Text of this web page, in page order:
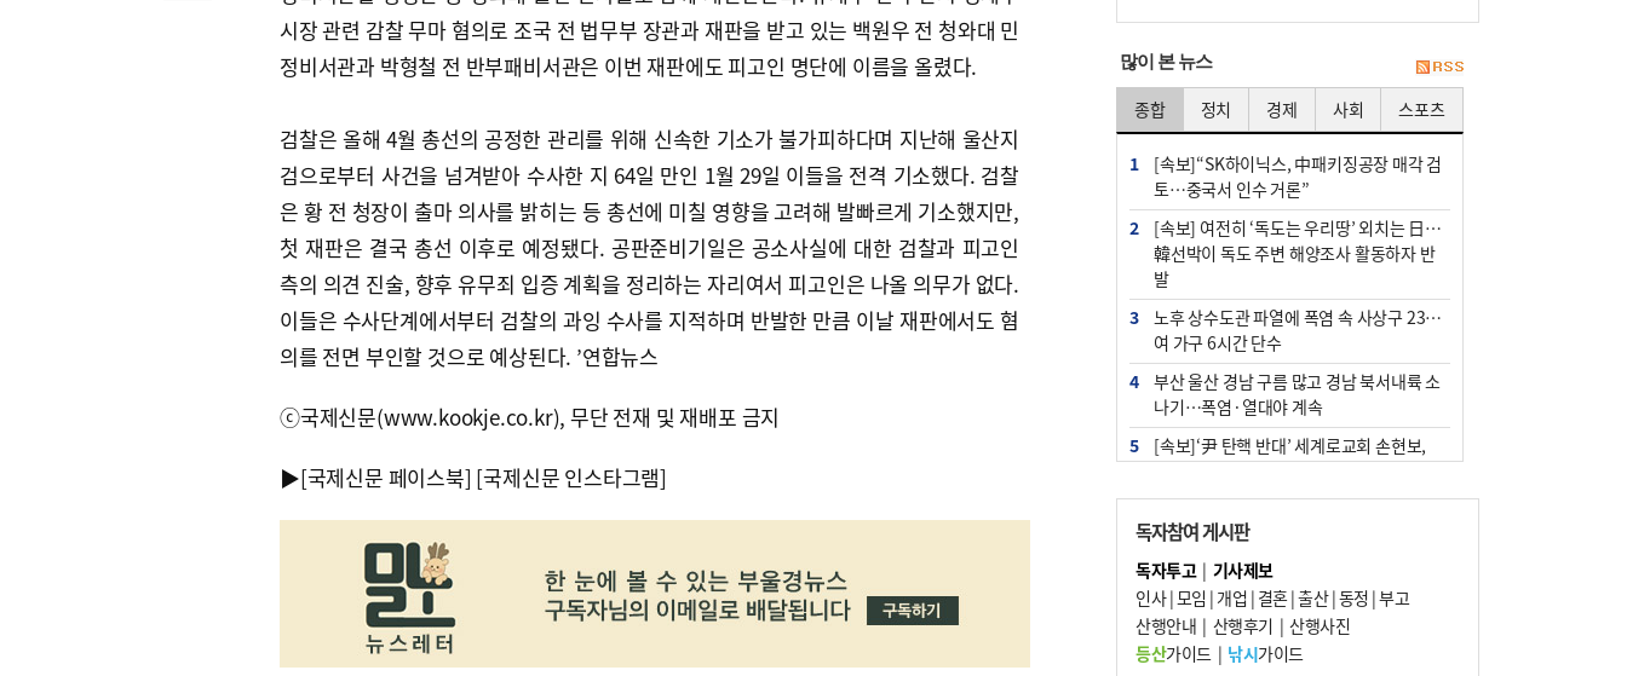
시장 관련 감찰 무마 혐의로 조국 전 법무부 장관과 재판을 받고 있는 백원우 전 청와대 민
정비서관과 박형철 전 반부패비서관은 이번 재판에도 피고인 명단에 이름을 올렸다.
검찰은 올해 4월 총선의 공정한 관리를 위해 신속한 기소가 불가피하다며 지난해 울산지
검으로부터 사건을 넘겨받아 수사한 지 64일 만인 1월 29일 이들을 전격 기소했다. 검찰
은 황 전 청장이 출마 의사를 밝히는 등 총선에 미칠 영향을 고려해 발빠르게 기소했지만,
첫 재판은 결국 총선 이후로 예정됐다. 공판준비기일은 공소사실에 대한 검찰과 피고인
측의 의견 진술, 향후 유무죄 입증 계획을 정리하는 자리여서 피고인은 나올 의무가 없다.
이들은 수사단계에서부터 검찰의 과잉 수사를 지적하며 반발한 만큼 이날 재판에서도 혐
의를 전면 부인할 것으로 예상된다. ’연합뉴스
ⓒ국제신문(www.kookje.co.kr), 무단 전재 및 재배포 금지
▶[국제신문 페이스북] [국제신문 인스타그램]
하고 치료와 관리를 해야 한다. 세계
많이 본 뉴스
종합 정치 경제 사회 스포츠
1
[속보]“SK하이닉스, 中패키징공장 매각 검
토…중국서 인수 거론”
2
[속보] 여전히 ‘독도는 우리땅’ 외치는 日…
韓선박이 독도 주변 해양조사 활동하자 반
발
3
노후 상수도관 파열에 폭염 속 사상구 2300
여 가구 6시간 단수
4
부산 울산 경남 구름 많고 경남 북서내륙 소
나기…폭염·열대야 계속
5
[속보]‘尹 탄핵 반대’ 세계로교회 손현보,
군사기밀 유출자 색출 지시
7
부산 주유소 휘발유 평균가 ℓ당 1849원…
전주보다 3원 ↓
8
[속보] ‘심판 성접대’ 논란 축구협회 공식 사
과…“현재는 부적절 행위 없어”
독자참여 게시판
독자투고| 기사제보
인사|모임 | 개업 | 결혼|출산|동정 |부고
산행안내 | 산행후기 | 산행사진
등산가이드| 낚시가이드